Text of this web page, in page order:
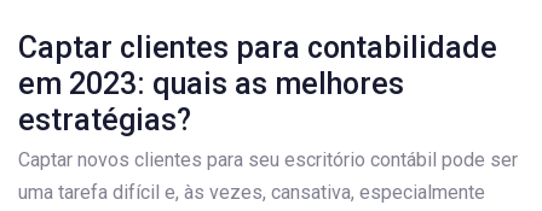
Captar clientes para contabilidade
em 2023: quais as melhores
estratégias?
Captar novos clientes para seu escritório contábil pode ser
uma tarefa difícil e, às vezes, cansativa, especialmente